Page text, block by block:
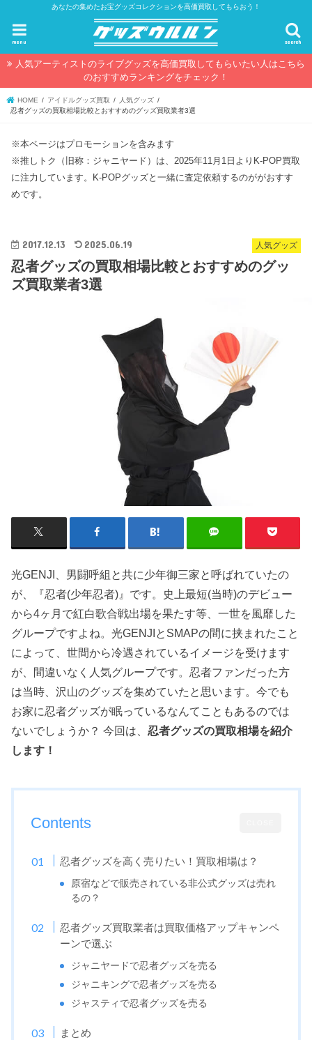
あなたの集めたお宝グッズコレクションを高価買取してもらおう！
search
menu
人気アーティストのライブグッズを高価買取してもらいたい人はこちら
のおすすめランキングをチェック！
HOME アイドルグッズ買取
人気グッズ
忍者グッズの買取相場比較とおすすめのグッズ買取業者3選
※本ページはプロモーションを含みます
※推しトク（旧称：ジャニヤード）は、2025年11月1日よりK-POP買取
に注力しています。K-POPグッズと一緒に査定依頼するのががおすす
めです。
人気グッズ
2017.12.13 2025.06.19
忍者グッズの買取相場比較とおすすめのグッ
ズ買取業者3選
光GENJI、男闘呼組と共に少年御三家と呼ばれていたの
が、『忍者(少年忍者)』です。史上最短(当時)のデビュー
から4ヶ月で紅白歌合戦出場を果たす等、一世を風靡した
グループですよね。光GENJIとSMAPの間に挟まれたこと
によって、世間から冷遇されているイメージを受けます
が、間違いなく人気グループです。忍者ファンだった方
は当時、沢山のグッズを集めていたと思います。今でも
お家に忍者グッズが眠っているなんてこともあるのでは
ないでしょうか？ 今回は、忍者グッズの買取相場を紹介
します！
Contents
忍者グッズを高く売りたい！買取相場は？
原宿などで販売されている非公式グッズは売れ
るの？
忍者グッズ買取業者は買取価格アップキャンペ
ーンで選ぶ
ジャニヤードで忍者グッズを売る
ジャニキングで忍者グッズを売る
ジャスティで忍者グッズを売る
まとめ